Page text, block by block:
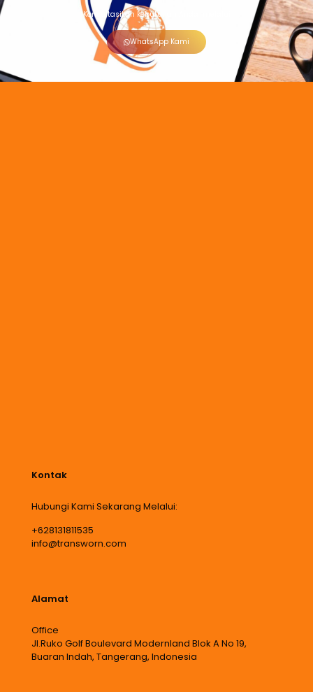
Konsultasikan kebutuhan Anda melalui
WhatsApp Kami
Kontak
Hubungi Kami Sekarang Melalui:
+628131811535
info@transworn.com
Alamat
Office
Jl.Ruko Golf Boulevard Modernland Blok A No 19,
Buaran Indah, Tangerang, Indonesia